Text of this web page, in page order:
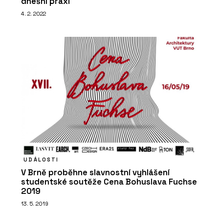
4. 2. 2022
UDÁLOSTI
V Brně proběhne slavnostní vyhlášení
studentské soutěže Cena Bohuslava Fuchse
2019
13. 5. 2019